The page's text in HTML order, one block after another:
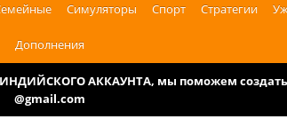
Симуляторы Спорт Стратегии
Дополнения
АККАУНТА, мы поможем создать
@gmail.com